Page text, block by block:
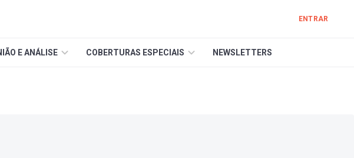
ENTRAR
E ANÁLISE COBERTURAS ESPECIAIS NEWSLETTERS